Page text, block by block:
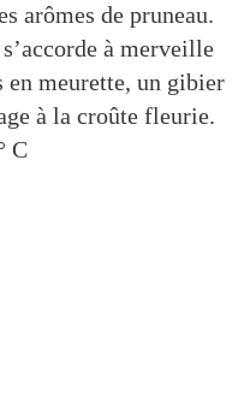
arômes de pruneau.
à merveille
en meurette, un gibier
à la croûte fleurie.
C